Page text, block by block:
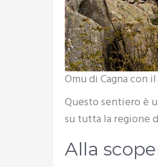
Omu di Cagna con
Questo sentiero è
su tutta la regione
Alla